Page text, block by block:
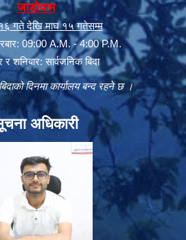
जाडोयाम
१६ गते देखि माघ १५ गतेसम्म
09:00 A.M. - 4:00 P.M.
शनिबार: सार्वजनिक बिदा
दिनमा कार्यालय बन्द रहने छ ।
अधिकारी